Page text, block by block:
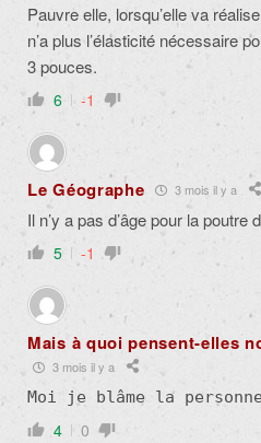
Pauvre elle, lorsqu’elle va
n’a plus l’élasticité nécessaire
3 pouces.
6 -1
Le Géographe 3 mois il y a
Il n’y a pas d’âge pour la poutre
5 -1
Mais à quoi pensent-elles
3 mois il y a
4 0